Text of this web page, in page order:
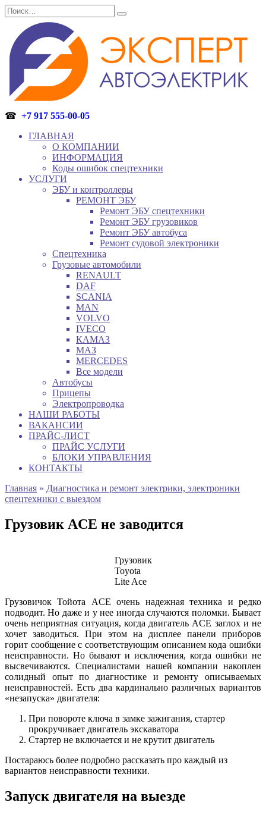
Перейти
к
содержанию
Search
for:
☎ +7 917 555-00-05
ГЛАВНАЯ
О КОМПАНИИ
ИНФОРМАЦИЯ
Коды ошибок спецтехники
УСЛУГИ
ЭБУ и контроллеры
РЕМОНТ ЭБУ
Ремонт ЭБУ спецтехники
Ремонт ЭБУ грузовиков
Ремонт ЭБУ автобуса
Ремонт судовой электроники
Спецтехника
Грузовые автомобили
RENAULT
DAF
SCANIA
MAN
VOLVO
IVECO
КАМАЗ
МАЗ
MERCEDES
Все модели
Автобусы
Прицепы
Электропроводка
НАШИ РАБОТЫ
ВАКАНСИИ
ПРАЙС-ЛИСТ
ПРАЙС УСЛУГИ
БЛОКИ УПРАВЛЕНИЯ
КОНТАКТЫ
Главная » Диагностика и ремонт электрики, электроники
спецтехники с выездом
Грузовик ACE не заводится
Грузовик
Toyota
Lite Ace
Грузовичок Тойота ACE очень надежная техника и редко
подводит. Но даже и у нее иногда случаются поломки. Бывает
очень неприятная ситуация, когда двигатель ACE заглох и не
хочет заводиться. При этом на дисплее панели приборов
горит сообщение с соответствующим описанием кода ошибки
неисправности. Но бывают и исключения, когда ошибки не
высвечиваются. Специалистами нашей компании накоплен
солидный опыт по диагностике и ремонту описываемых
неисправностей. Есть два кардинально различных вариантов
«незапуска» двигателя:
При повороте ключа в замке зажигания, стартер
прокручивает двигатель экскаватора
Стартер не включается и не крутит двигатель
Постараюсь более подробно рассказать про каждый из
вариантов неисправности техники.
Запуск двигателя на выезде